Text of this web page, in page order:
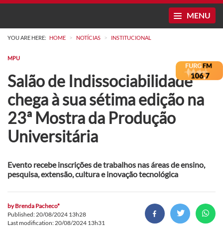
MENU
YOU ARE HERE: HOME > NOTÍCIAS > INSTITUCIONAL
MPU
Salão de Indissociabilidade
chega à sua sétima edição na
23ª Mostra da Produção
Universitária
Evento recebe inscrições de trabalhos nas áreas de ensino,
pesquisa, extensão, cultura e inovação tecnológica
byBrenda Pacheco*
Published: 20/08/2024 13h28
Last modification: 20/08/2024 13h31